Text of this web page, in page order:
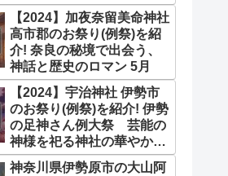
【2024】加夜奈留美命神社
高市郡のお祭り(例祭)を紹
介! 奈良の秘境で出会う、
神話と歴史のロマン 5月
【2024】宇治神社 伊勢市
のお祭り(例祭)を紹介! 伊勢
の足神さん例大祭 芸能の
神様を祀る神社の華やかな
お祭り 10月
神奈川県伊勢原市の大山阿